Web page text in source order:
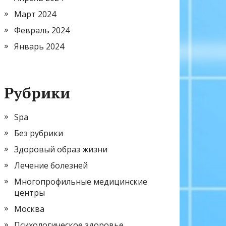
Март 2024
Февраль 2024
Январь 2024
Рубрики
Spa
Без рубрики
Здоровый образ жизни
Лечение болезней
Многопрофильные медицинские
центры
Москва